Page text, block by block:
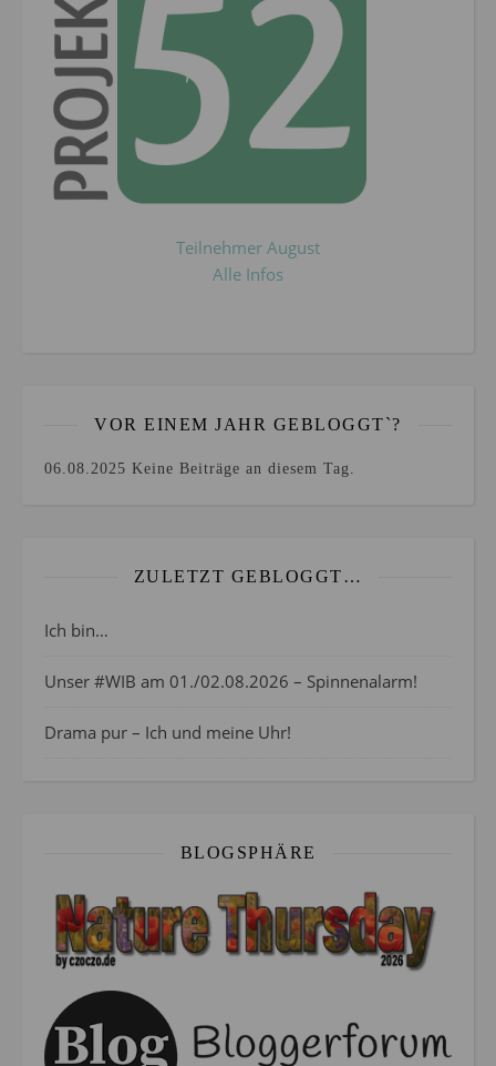
Teilnehmer August
Alle Infos
VOR EINEM JAHR GEBLOGGT`?
06.08.2025 Keine Beiträge an diesem Tag.
ZULETZT GEBLOGGT…
Ich bin…
Unser #WIB am 01./02.08.2026 – Spinnenalarm!
Drama pur – Ich und meine Uhr!
BLOGSPHÄRE